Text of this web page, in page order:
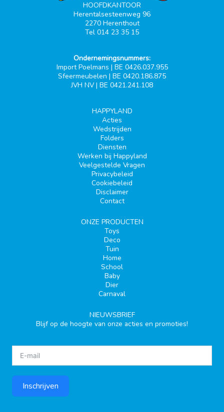
HOOFDKANTOOR
Herentalsesteenweg 96
2270 Herenthout
Tel 014 23 35 15
Ondernemingsnummers:
Import Poelmans | BE 0426.037.955
Sfeermeubelen | BE 0420.186.875
JVH NV | BE 0421.241.108
HAPPYLAND
Acties
Wedstrijden
Folders
Diensten
Werken bij Happyland
Veelgestelde Vragen
Privacybeleid
Cookiebeleid
Disclaimer
Contact
ONZE PRODUCTEN
Toys
Deco
Tuin
Home
School
Baby
Dier
Carnaval
NIEUWSBRIEF
Blijf op de hoogte van onze acties en promoties!
Inschrijven